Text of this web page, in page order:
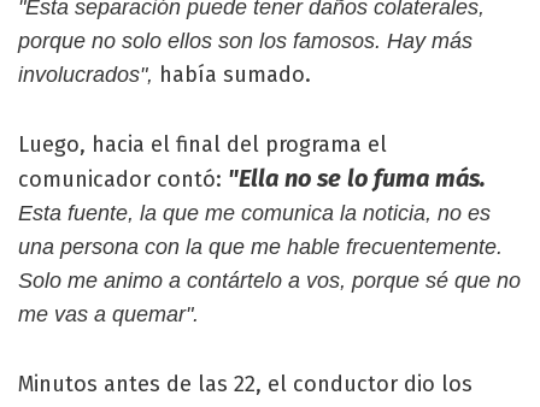
"Esta separación puede tener daños colaterales,
porque no solo ellos son los famosos. Hay más
involucrados", había sumado.
Luego, hacia el final del programa el
comunicador contó: "Ella no se lo fuma más.
Esta fuente, la que me comunica la noticia, no es
una persona con la que me hable frecuentemente.
Solo me animo a contártelo a vos, porque sé que no
me vas a quemar".
Minutos antes de las 22, el conductor dio los